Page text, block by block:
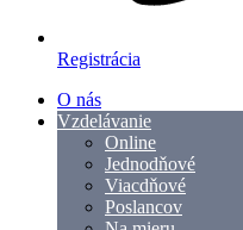
Registrácia
O nás
Vzdelávanie
Online
Jednodňové
Viacdňové
Poslancov